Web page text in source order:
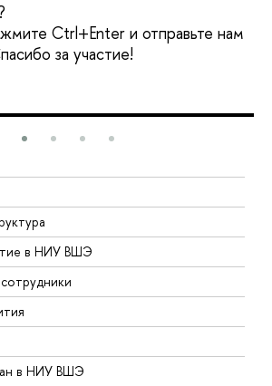
Ctrl+Enter и отправьте нам
за участие!
в НИУ ВШЭ
в НИУ ВШЭ